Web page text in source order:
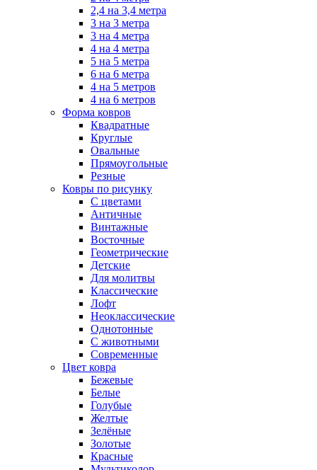
2,4 на 3,4 метра
3 на 3 метра
3 на 4 метра
4 на 4 метра
5 на 5 метра
6 на 6 метра
4 на 5 метров
4 на 6 метров
Форма ковров
Квадратные
Круглые
Овальные
Прямоугольные
Резные
Ковры по рисунку
C цветами
Античные
Винтажные
Восточные
Геометрические
Детские
Для молитвы
Классические
Лофт
Неоклассические
Однотонные
С животными
Современные
Цвет ковра
Бежевые
Белые
Голубые
Желтые
Зелёные
Золотые
Красные